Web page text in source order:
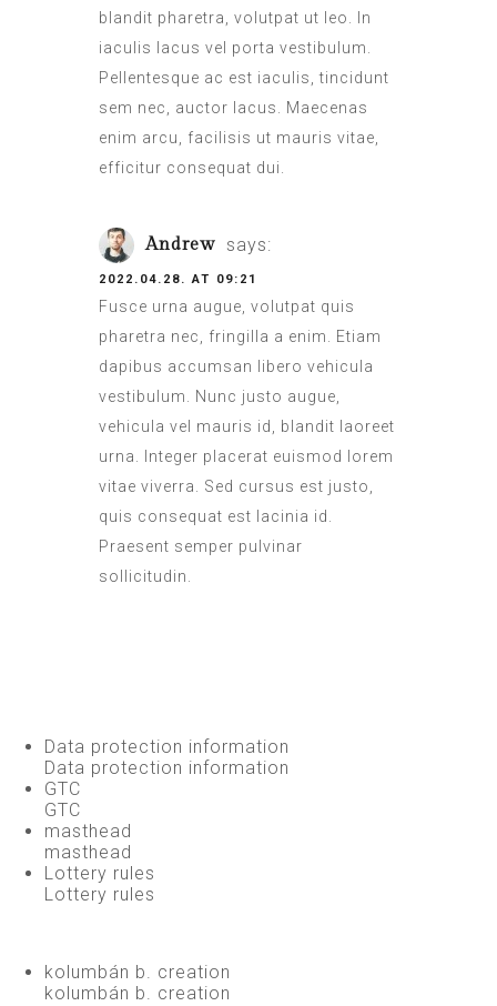
blandit pharetra, volutpat ut leo. In
iaculis lacus vel porta vestibulum.
Pellentesque ac est iaculis, tincidunt
sem nec, auctor lacus. Maecenas
enim arcu, facilisis ut mauris vitae,
efficitur consequat dui.
Andrew says:
2022.04.28. AT 09:21
Fusce urna augue, volutpat quis
pharetra nec, fringilla a enim. Etiam
dapibus accumsan libero vehicula
vestibulum. Nunc justo augue,
vehicula vel mauris id, blandit laoreet
urna. Integer placerat euismod lorem
vitae viverra. Sed cursus est justo,
quis consequat est lacinia id.
Praesent semper pulvinar
sollicitudin.
Data protection information
Data protection information
GTC
GTC
masthead
masthead
Lottery rules
Lottery rules
kolumbán b. creation
kolumbán b. creation